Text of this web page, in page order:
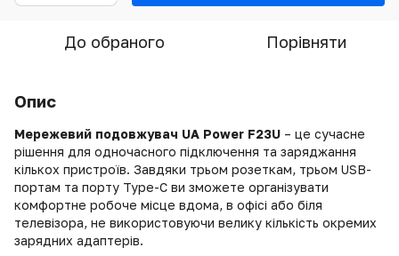
До обраного Порівняти
Опис
Мережевий подовжувач UA Power F23U – це сучасне
рішення для одночасного підключення та заряджання
кількох пристроїв. Завдяки трьом розеткам, трьом USB-
портам та порту Type-C ви зможете організувати
комфортне робоче місце вдома, в офісі або біля
телевізора, не використовуючи велику кількість окремих
зарядних адаптерів.